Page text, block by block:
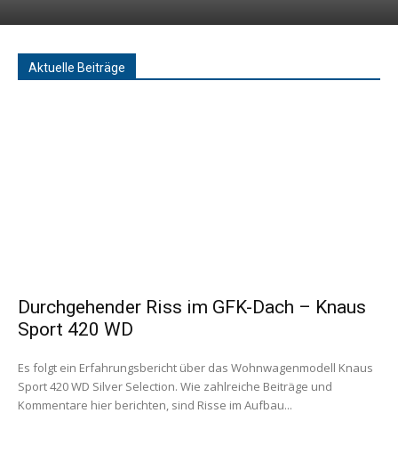
Aktuelle Beiträge
Durchgehender Riss im GFK-Dach – Knaus
Sport 420 WD
Es folgt ein Erfahrungsbericht über das Wohnwagenmodell Knaus
Sport 420 WD Silver Selection. Wie zahlreiche Beiträge und
Kommentare hier berichten, sind Risse im Aufbau...